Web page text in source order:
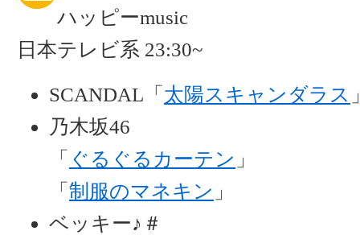
ハッピーmusic
日本テレビ系 23:30~
SCANDAL「 太陽スキャンダラス
乃木坂46
「 ぐるぐるカーテン 」
「 制服のマネキン 」
ベッキー♪＃